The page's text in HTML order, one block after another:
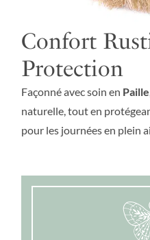
Confort
Protection
Façonné avec soin en Paille
naturelle, tout en
pour les journées en plein